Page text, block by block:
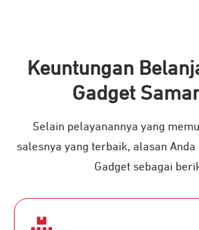
Keuntungan
Gadget
Selain pelayanannya yang
salesnya yang terbaik, alasan
Gadget sebagai